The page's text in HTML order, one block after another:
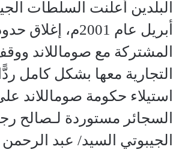
البلدين أعلنت السلطات
أبريل عام 2001م، إغلاق
المشتركة مع صوماللاند
التجارية معها بشكل كامل
استيلاء حكومة صوماللاند
السجائر مستوردة لـصالح
الجيبوتي السيد/ عبد